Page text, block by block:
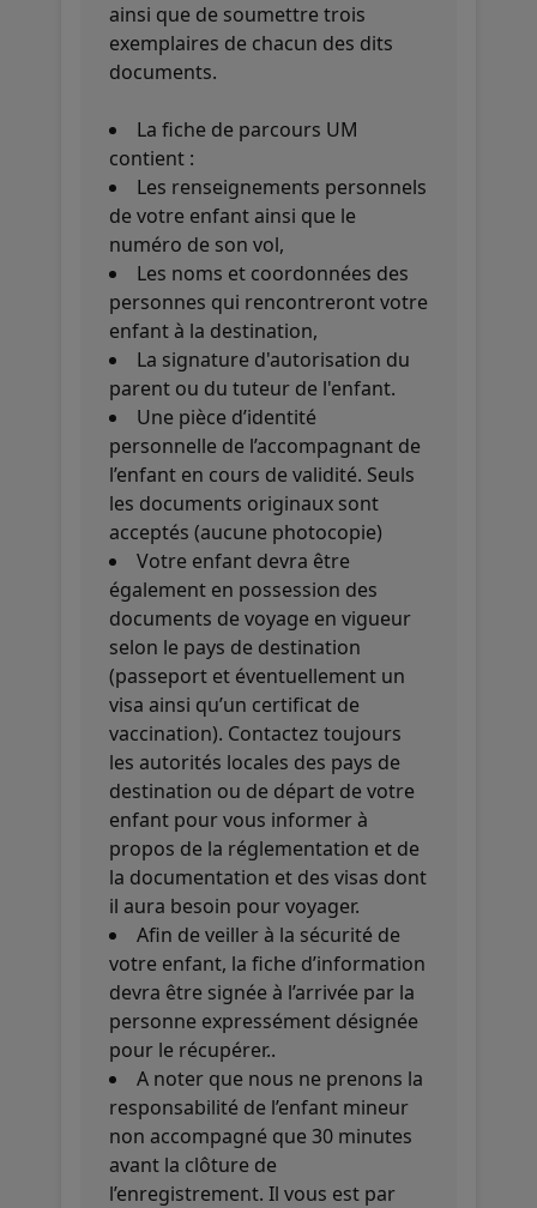
ainsi que de soumettre trois
exemplaires de chacun des dits
documents.
La fiche de parcours UM
contient :
Les renseignements personnels
de votre enfant ainsi que le
numéro de son vol,
Les noms et coordonnées des
personnes qui rencontreront votre
enfant à la destination,
La signature d'autorisation du
parent ou du tuteur de l'enfant.
Une pièce d’identité
personnelle de l’accompagnant de
l’enfant en cours de validité. Seuls
les documents originaux sont
acceptés (aucune photocopie)
Votre enfant devra être
également en possession des
documents de voyage en vigueur
selon le pays de destination
(passeport et éventuellement un
visa ainsi qu’un certificat de
vaccination). Contactez toujours
les autorités locales des pays de
destination ou de départ de votre
enfant pour vous informer à
propos de la réglementation et de
la documentation et des visas dont
il aura besoin pour voyager.
Afin de veiller à la sécurité de
votre enfant, la fiche d’information
devra être signée à l’arrivée par la
personne expressément désignée
pour le récupérer..
A noter que nous ne prenons la
responsabilité de l’enfant mineur
non accompagné que 30 minutes
avant la clôture de
l’enregistrement. Il vous est par